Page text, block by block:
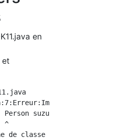
en
et
de
Person suzuki = new
^
de classe